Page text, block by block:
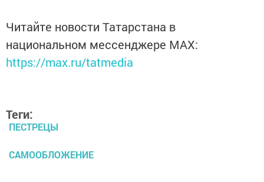
Читайте новости Татарстана в
национальном мессенджере MАХ:
https://max.ru/tatmedia
Теги:
ПЕСТРЕЦЫ
САМООБЛОЖЕНИЕ